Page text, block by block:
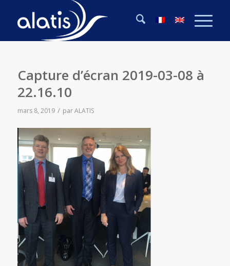
Capture d’écran 2019-03-08 à
22.16.10
mars 8, 2019 / parALATIS